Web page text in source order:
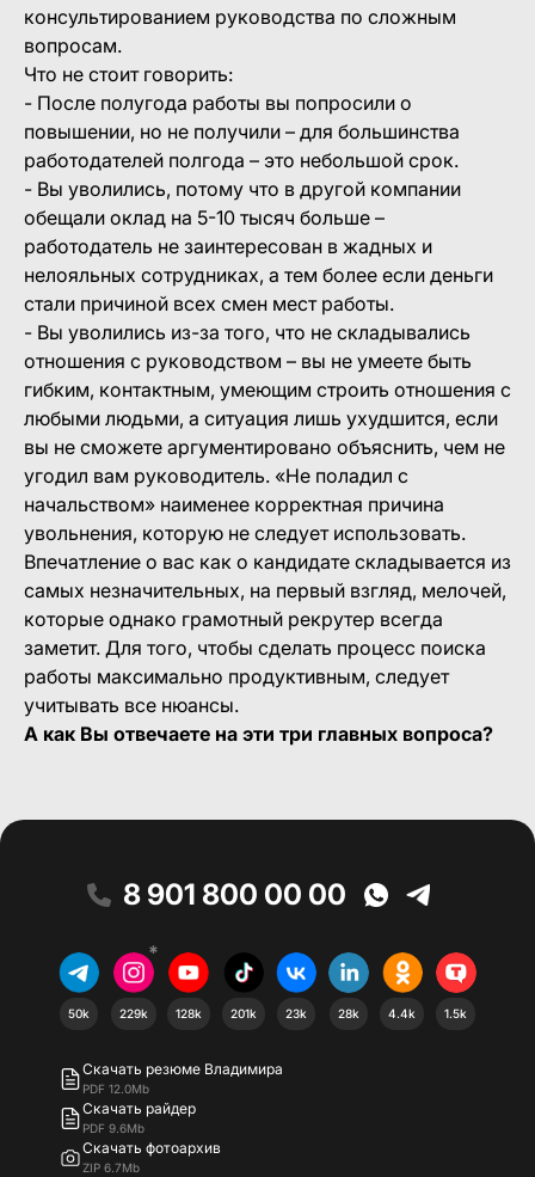
консультированием руководства по сложным
вопросам.
Что не стоит говорить:
- После полугода работы вы попросили о
повышении, но не получили – для большинства
работодателей полгода – это небольшой срок.
- Вы уволились, потому что в другой компании
обещали оклад на 5-10 тысяч больше –
работодатель не заинтересован в жадных и
нелояльных сотрудниках, а тем более если деньги
стали причиной всех смен мест работы.
- Вы уволились из-за того, что не складывались
отношения с руководством – вы не умеете быть
гибким, контактным, умеющим строить отношения с
любыми людьми, а ситуация лишь ухудшится, если
вы не сможете аргументировано объяснить, чем не
угодил вам руководитель. «Не поладил с
начальством» наименее корректная причина
увольнения, которую не следует использовать.
Впечатление о вас как о кандидате складывается из
самых незначительных, на первый взгляд, мелочей,
которые однако грамотный рекрутер всегда
заметит. Для того, чтобы сделать процесс поиска
работы максимально продуктивным, следует
учитывать все нюансы.
А как Вы отвечаете на эти три главных вопроса?
8 901 800 00 00
50k
*
229k 128k 201k 23k 28k 4.4k 1.5k
Скачать резюме Владимира
PDF 12.0Mb
Скачать райдер
PDF 9.6Mb
Скачать фотоархив
ZIP 6.7Mb